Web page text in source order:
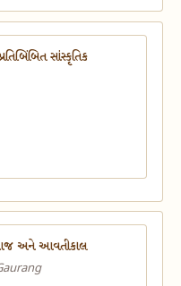
સાંસ્કૃતિક
આજ અને આવતીકાલ